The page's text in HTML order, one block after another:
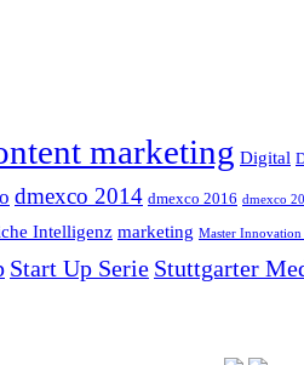
marketing Digital
dmexco 2014 dmexco 2016 dmexco
Intelligenz marketing Master
Start Up Serie Stuttgarter